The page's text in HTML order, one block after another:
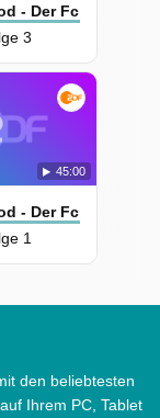
90Er
- Der Fc Bayern
3
90Er
45:00
- Der Fc Bayern
1
den beliebtesten
Ihrem PC, Tablet